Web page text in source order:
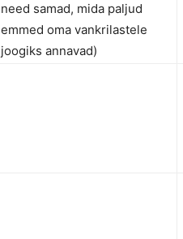
need samad, mida paljud
emmed oma vankrilastele
joogiks annavad)